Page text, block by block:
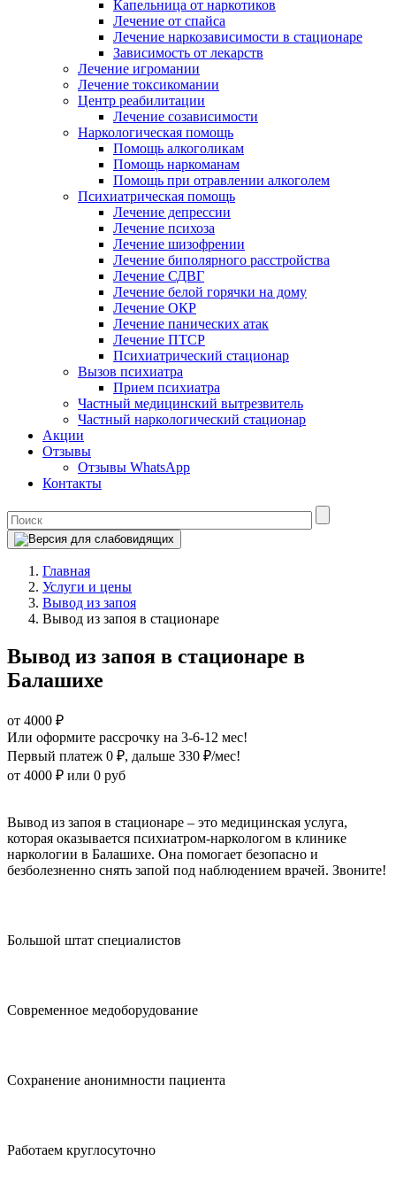
Капельница от наркотиков
Лечение от спайса
Лечение наркозависимости в стационаре
Зависимость от лекарств
Лечение игромании
Лечение токсикомании
Центр реабилитации
Лечение созависимости
Наркологическая помощь
Помощь алкоголикам
Помощь наркоманам
Помощь при отравлении алкоголем
Психиатрическая помощь
Лечение депрессии
Лечение психоза
Лечение шизофрении
Лечение биполярного расстройства
Лечение СДВГ
Лечение белой горячки на дому
Лечение ОКР
Лечение панических атак
Лечение ПТСР
Психиатрический стационар
Вызов психиатра
Прием психиатра
Частный медицинский вытрезвитель
Частный наркологический стационар
Акции
Отзывы
Отзывы WhatsApp
Контакты
Главная
Услуги и цены
Вывод из запоя
Вывод из запоя в стационаре
Вывод из запоя в стационаре в
Балашихе
от 4000 ₽
Или оформите рассрочку на 3-6-12 мес!
Первый платеж 0 ₽, дальше 330 ₽/мес!
от 4000 ₽ или 0 руб
Вывод из запоя в стационаре – это медицинская услуга,
которая оказывается психиатром-наркологом в клинике
наркологии в Балашихе. Она помогает безопасно и
безболезненно снять запой под наблюдением врачей. Звоните!
Большой штат специалистов
Современное медоборудование
Сохранение анонимности пациента
Работаем круглосуточно